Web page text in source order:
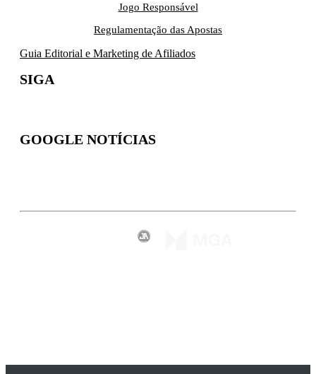
Jogo Responsável
Regulamentação das Apostas
Guia Editorial e Marketing de Afiliados
SIGA
GOOGLE NOTÍCIAS